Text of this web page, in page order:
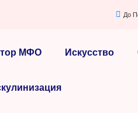
До
МФО Искусство